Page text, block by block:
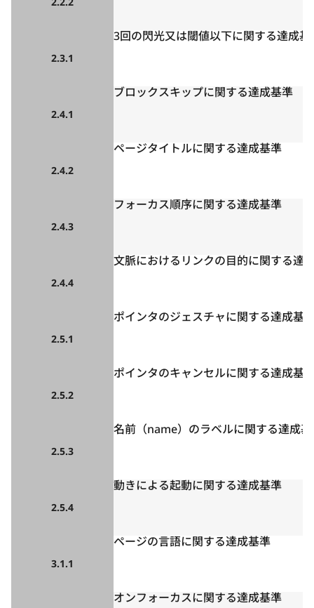
2.3.1
3回の閃光又は閾値以下に関する達成基
2.4.1
ブロックスキップに関する達成基準
2.4.2
ページタイトルに関する達成基準
2.4.3
フォーカス順序に関する達成基準
2.4.4
文脈におけるリンクの目的に関する達
2.5.1
ポインタのジェスチャに関する達成基
2.5.2
ポインタのキャンセルに関する達成基
2.5.3
名前（name）のラベルに関する達成
2.5.4
動きによる起動に関する達成基準
3.1.1
ページの言語に関する達成基準
オンフォーカスに関する達成基準